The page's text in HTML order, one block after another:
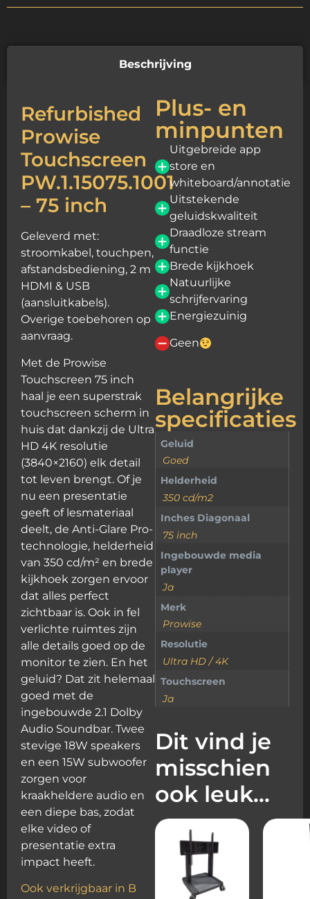
Beschrijving
Refurbished
Prowise
Touchscreen
PW.1.15075.1001
– 75 inch
Geleverd met:
stroomkabel, touchpen,
afstandsbediening, 2 m
HDMI & USB
(aansluitkabels).
Overige toebehoren op
aanvraag.
Met de Prowise
Touchscreen 75 inch
haal je een superstrak
touchscreen scherm in
huis dat dankzij de Ultra
HD 4K resolutie
(3840×2160) elk detail
tot leven brengt. Of je
nu een presentatie
geeft of lesmateriaal
deelt, de Anti-Glare Pro-
technologie, helderheid
van 350 cd/m² en brede
kijkhoek zorgen ervoor
dat alles perfect
zichtbaar is. Ook in fel
verlichte ruimtes zijn
alle details goed op de
monitor te zien. En het
geluid? Dat zit helemaal
goed met de
ingebouwde 2.1 Dolby
Audio Soundbar. Twee
stevige 18W speakers
en een 15W subwoofer
zorgen voor
kraakheldere audio en
een diepe bas, zodat
elke video of
presentatie extra
impact heeft.
Ook verkrijgbaar in B
Plus- en
minpunten
Uitgebreide app
store en
whiteboard/annotatie
Uitstekende
geluidskwaliteit
Draadloze stream
functie
Brede kijkhoek
Natuurlijke
schrijfervaring
Energiezuinig
Geen
Belangrijke
specificaties
Geluid
Goed
Helderheid
350 cd/m2
Inches Diagonaal
75 inch
Ingebouwde media
player
Ja
Merk
Prowise
Resolutie
Ultra HD / 4K
Touchscreen
Ja
Dit vind je
misschien
ook leuk…